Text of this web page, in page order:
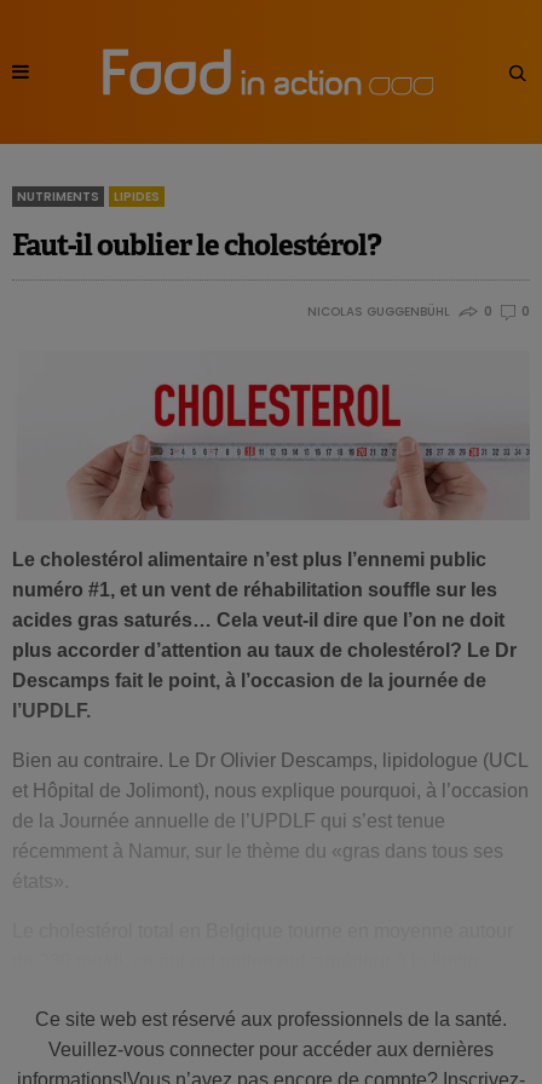
NUTRIMENTS LIPIDES
Faut-il oublier le cholestérol?
NICOLAS GUGGENBÜHL 0 0
Le cholestérol alimentaire n’est plus l’ennemi public
numéro #1, et un vent de réhabilitation souffle sur les
acides gras saturés… Cela veut-il dire que l’on ne doit
plus accorder d’attention au taux de cholestérol? Le Dr
Descamps fait le point, à l’occasion de la journée de
l’UPDLF.
Bien au contraire. Le Dr Olivier Descamps, lipidologue (UCL
et Hôpital de Jolimont), nous explique pourquoi, à l’occasion
de la Journée annuelle de l’UPDLF qui s’est tenue
récemment à Namur, sur le thème du «gras dans tous ses
états».
trois ont donc un taux decholestérolélevé. Or, le LDL
cholestérolreprésente lapremière piste thérapeutique
Ce site web est réservé aux professionnels de la santé.
Veuillez-vous connecter pour accéder aux dernières
informations!Vous n’avez pas encore de compte? Inscrivez-